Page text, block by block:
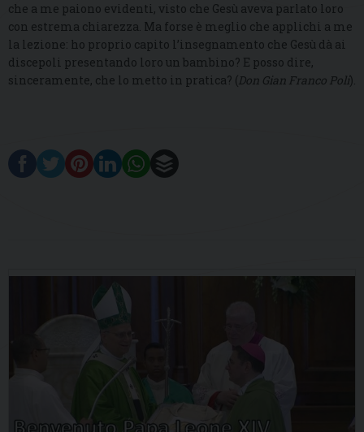
che a me paiono evidenti, visto che Gesù aveva parlato loro
con estrema chiarezza. Ma forse è meglio che applichi a me
la lezione: ho proprio capito l’insegnamento che Gesù dà ai
discepoli presentando loro un bambino? E posso dire,
sinceramente, che lo metto in pratica? (Don Gian Franco Poli).